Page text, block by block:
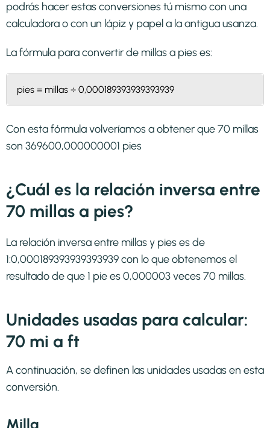
podrás hacer estas conversiones tú mismo con una
calculadora o con un lápiz y papel a la antigua usanza.
La fórmula para convertir de millas a pieses:
pies = millas ÷ 0,000189393939393939
Con esta fórmula volveríamos a obtener que 70 millas
son 369600,000000001 pies
¿Cuál es la relación inversa entre
70 millas a pies?
La relación inversa entre millas y pies es de
1:0,000189393939393939 con lo que obtenemos el
resultado de que 1 pie es 0,000003 veces 70 millas.
Unidades usadas para calcular:
70 mi a ft
A continuación, se definen las unidades usadas en esta
conversión.
Milla